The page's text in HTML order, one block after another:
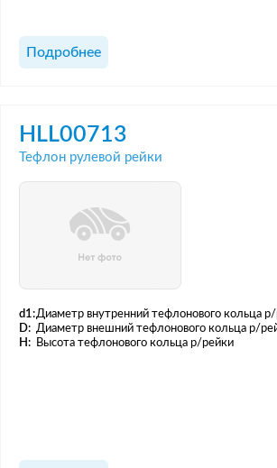
Подробнее
HLL00713
Тефлон рулевой рейки
d1:Диаметр внутренний тефлонового кольца
D: Диаметр внешний тефлонового кольца р/
H:
Высота тефлонового кольца р/рейки